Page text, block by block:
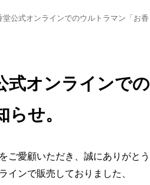
堂公式オンラインでのウルトラマン「
式オンライン
らせ。
ご愛顧いただき、誠にありがとう
インで販売しておりました、